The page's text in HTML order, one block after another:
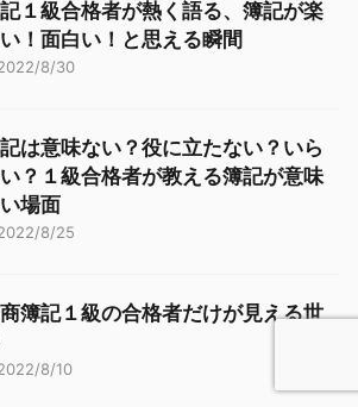
１級合格者が熱く語る、簿記が楽
！面白い！と思える瞬間
8/30
は意味ない？役に立たない？いら
？１級合格者が教える簿記が意味
場面
8/25
簿記１級の合格者だけが見える世
8/10